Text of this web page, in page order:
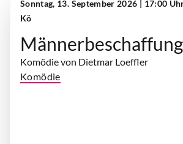
Sonntag, 13. September 2026 | 17:00
Kö
Komödie von Dietmar Loeffler
Komödie